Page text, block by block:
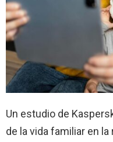
Un estudio de
de la vida familiar en